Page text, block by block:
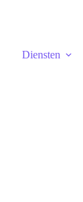
Diensten